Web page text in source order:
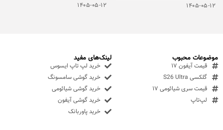
۱۴۰۵-۰۵-۱۲
۱۴۰۵-۰۵-۱۲
موضوعات محبوب
قیمت آیفون ۱۷
گلکسی S26 Ultra
قیمت سری شیائومی ۱۷
لپ‌تاپ
لینک‌های مفید
خرید لپ تاپ ایسوس
خرید گوشی سامسونگ
خرید گوشی شیائومی
خرید گوشی آیفون
خرید پاوربانک